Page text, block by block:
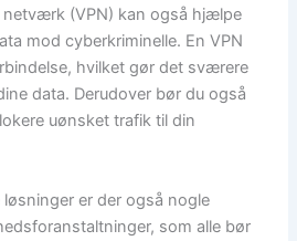
netværk (VPN) kan også hjælpe
mod cyberkriminelle. En VPN
hvilket gør det sværere
data. Derudover bør du også
uønsket trafik til din
er der også nogle
som alle bør